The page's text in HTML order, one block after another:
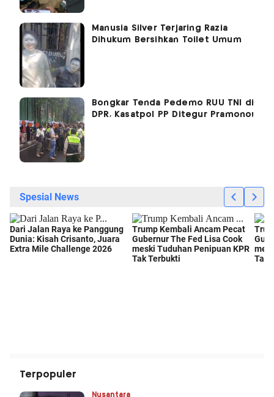
Manusia Silver Terjaring Razia
Dihukum Bersihkan Toilet Umum
Bongkar Tenda Pedemo RUU TNI di
DPR, Kasatpol PP Ditegur Pramono!
Terpopuler
Nusantara